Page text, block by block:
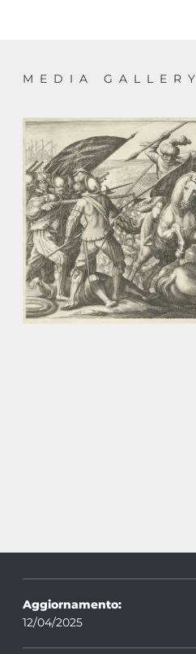
MEDIA GALLERY
Aggiornamento:
12/04/2025